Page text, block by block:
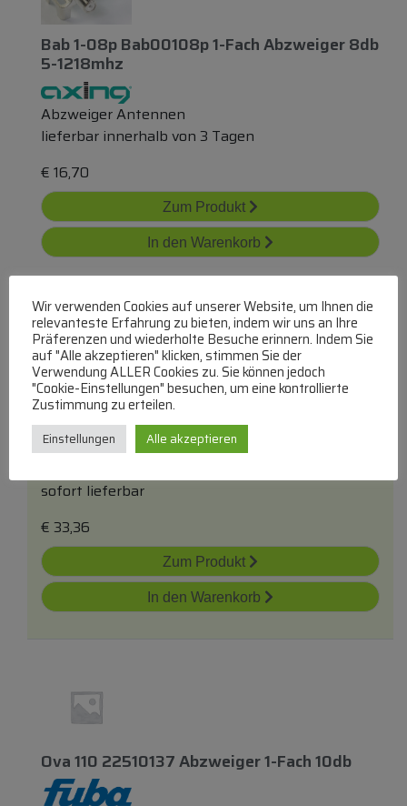
Bab 1-08p Bab00108p 1-Fach Abzweiger 8db
5-1218mhz
Abzweiger Antennen
lieferbar innerhalb von 3 Tagen
€ 16,70
Zum Produkt
In den Warenkorb
Ova 418 22510147 Abzweiger 4-Fach 18db
sofort lieferbar
€ 33,36
Zum Produkt
In den Warenkorb
Ova 110 22510137 Abzweiger 1-Fach 10db
Wir verwenden Cookies auf unserer Website, um Ihnen die
relevanteste Erfahrung zu bieten, indem wir uns an Ihre
Präferenzen und wiederholte Besuche erinnern. Indem Sie
auf "Alle akzeptieren" klicken, stimmen Sie der
Verwendung ALLER Cookies zu. Sie können jedoch
"Cookie-Einstellungen" besuchen, um eine kontrollierte
Zustimmung zu erteilen.
Einstellungen Alle akzeptieren